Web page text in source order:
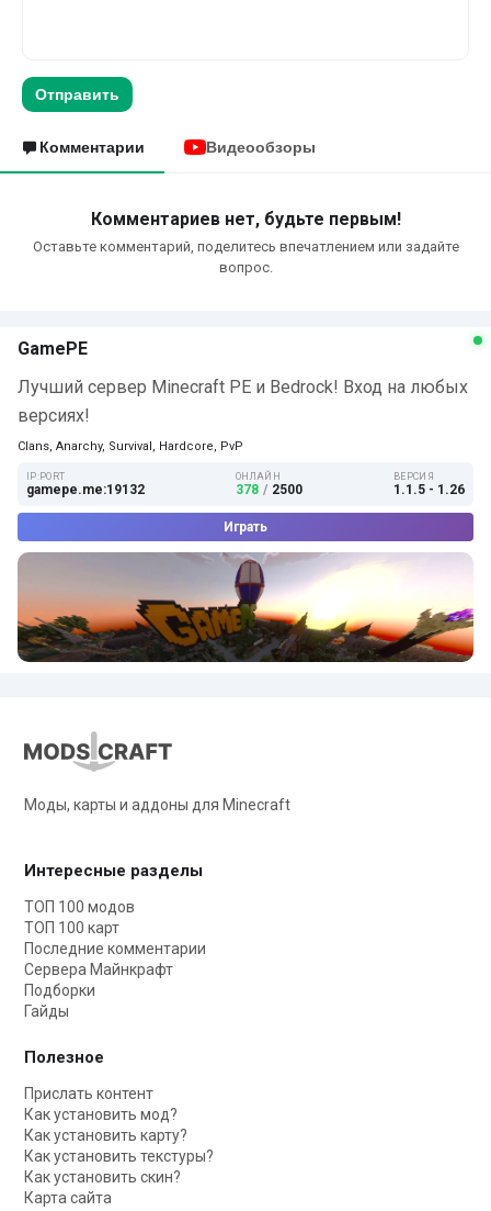
Отправить
Комментарии Видеообзоры
Комментариев нет, будьте первым!
Оставьте комментарий, поделитесь впечатлением или задайте
вопрос.
GamePE
Лучший сервер Minecraft PE и Bedrock! Вход на любых
версиях!
Clans, Anarchy, Survival, Hardcore, PvP
IP:PORT
gamepe.me:19132
ОНЛАЙН
378 / 2500
ВЕРСИЯ
1.1.5 - 1.26
Играть
Моды, карты и аддоны для Minecraft
Интересные разделы
ТОП 100 модов
ТОП 100 карт
Последние комментарии
Сервера Майнкрафт
Подборки
Гайды
Полезное
Прислать контент
Как установить мод?
Как установить карту?
Как установить текстуры?
Как установить скин?
Карта сайта